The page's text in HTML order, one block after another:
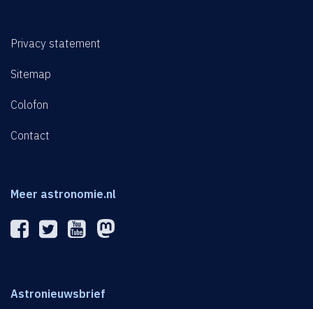
Privacy statement
Sitemap
Colofon
Contact
Meer astronomie.nl
Astronieuwsbrief